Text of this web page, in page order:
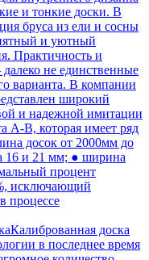
и тонкие доски. В
бруса из ели и сосны
и уютный
Практичность и
не единственные
варианта. В компании
широкий
и надежной имитации
А-В, которая имеет ряд
досок от 2000мм до
16 и 21 мм; ● ширина
процент
исключающий
процессе
Калиброванная доска
в последнее время